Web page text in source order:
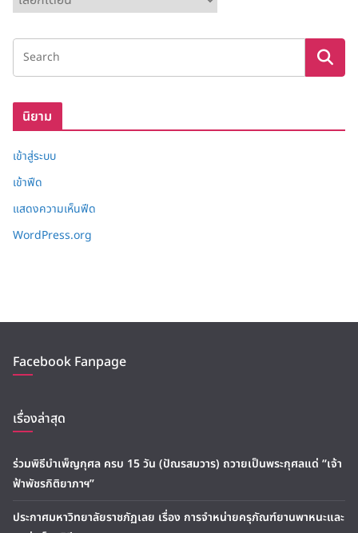
ลั
ง
ก็
นิยาม
เข้าสู่ระบบ
เข้าฟีด
แสดงความเห็นฟีด
WordPress.org
Facebook Fanpage
เรื่องล่าสุด
ร่วมพิธีบำเพ็ญกุศล ครบ 15 วัน (ปัณรสมวาร) ถวายเป็นพระกุศลแด่ “เจ้า
ฟ้าพัชรกิติยาภาฯ”
ประกาศมหาวิทยาลัยราชภัฏเลย เรื่อง การจำหน่ายครุภัณฑ์ยานพาหนะและ